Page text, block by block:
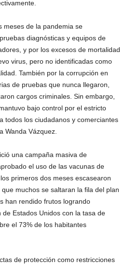
meses de la pandemia se
diagnósticas y equipos de
y por los excesos de mortalidad
virus, pero no identificadas como
También por la corrupción en
de pruebas que nunca llegaron,
cargos criminales. Sin embargo,
bajo control por el estricto
todos los ciudadanos y comerciantes
Wanda Vázquez.
una campaña masiva de
el uso de las vacunas de
primeros dos meses escasearon
muchos se saltaran la fila del plan
han rendido frutos logrando
Estados Unidos con la tasa de
el 73% de los habitantes
de protección como restricciones